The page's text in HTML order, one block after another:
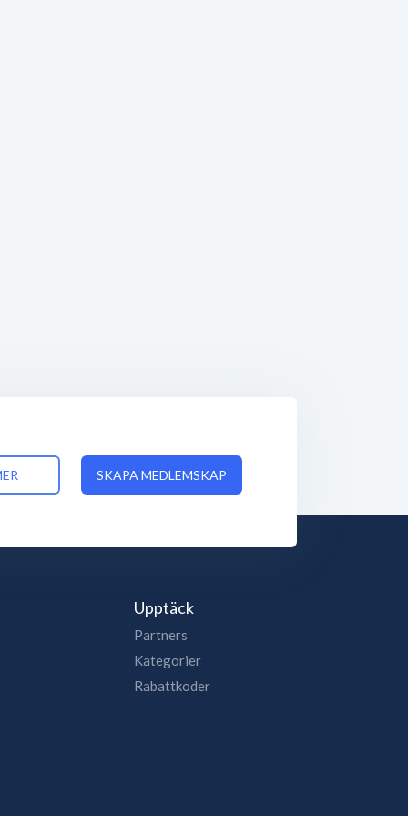
SKAPA MEDLEMSKAP
Upptäck
Partners
Kategorier
Rabattkoder